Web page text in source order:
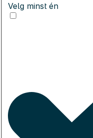
Velg minst én